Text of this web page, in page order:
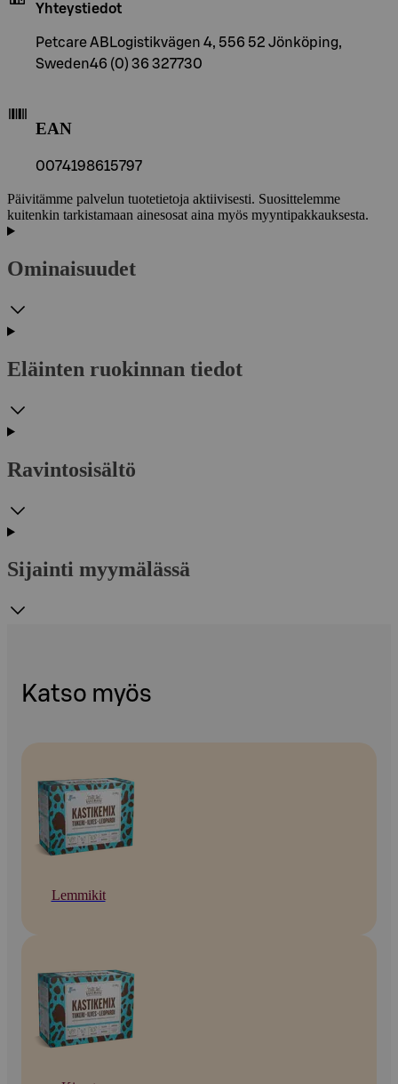
Yhteystiedot
Petcare ABLogistikvägen 4, 556 52 Jönköping,
Sweden46 (0) 36 327730
EAN
0074198615797
Päivitämme palvelun tuotetietoja aktiivisesti. Suosittelemme
kuitenkin tarkistamaan ainesosat aina myös myyntipakkauksesta.
Ominaisuudet
Eläinten ruokinnan tiedot
Ravintosisältö
Sijainti myymälässä
Katso myös
Lemmikit